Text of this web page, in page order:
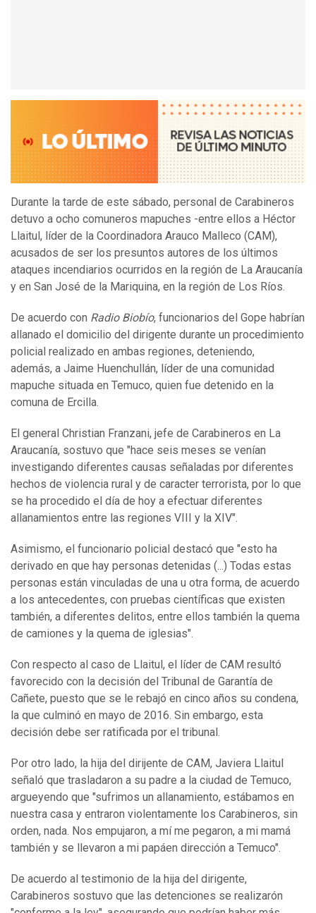
Durante la tarde de este sábado, personal de Carabineros
detuvo a ocho comuneros mapuches -entre ellos a Héctor
Llaitul, líder de la Coordinadora Arauco Malleco (CAM),
acusados de ser los presuntos autores de los últimos
ataques incendiarios ocurridos en la región de La Araucanía
y en San José de la Mariquina, en la región de Los Ríos.
De acuerdo con Radio Biobío, funcionarios del Gope habrían
allanado el domicilio del dirigente durante un procedimiento
policial realizado en ambas regiones, deteniendo,
además, a Jaime Huenchullán, líder de una comunidad
mapuche situada en Temuco, quien fue detenido en la
comuna de Ercilla.
El general Christian Franzani, jefe de Carabineros en La
Araucanía, sostuvo que "hace seis meses se venían
investigando diferentes causas señaladas por diferentes
hechos de violencia rural y de caracter terrorista, por lo que
se ha procedido el día de hoy a efectuar diferentes
allanamientos entre las regiones VIII y la XIV".
Asimismo, el funcionario policial destacó que "esto ha
derivado en que hay personas detenidas (...) Todas estas
personas están vinculadas de una u otra forma, de acuerdo
a los antecedentes, con pruebas científicas que existen
también, a diferentes delitos, entre ellos también la quema
de camiones y la quema de iglesias".
Con respecto al caso de Llaitul, el líder de CAM resultó
favorecido con la decisión del Tribunal de Garantía de
Cañete, puesto que se le rebajó en cinco años su condena,
la que culminó en mayo de 2016. Sin embargo, esta
decisión debe ser ratificada por el tribunal.
Por otro lado, la hija del dirijente de CAM, Javiera Llaitul
señaló que trasladaron a su padre a la ciudad de Temuco,
argueyendo que "sufrimos un allanamiento, estábamos en
nuestra casa y entraron violentamente los Carabineros, sin
orden, nada. Nos empujaron, a mí me pegaron, a mi mamá
también y se llevaron a mi papáen dirección a Temuco".
De acuerdo al testimonio de la hija del dirigente,
Carabineros sostuvo que las detenciones se realizarón